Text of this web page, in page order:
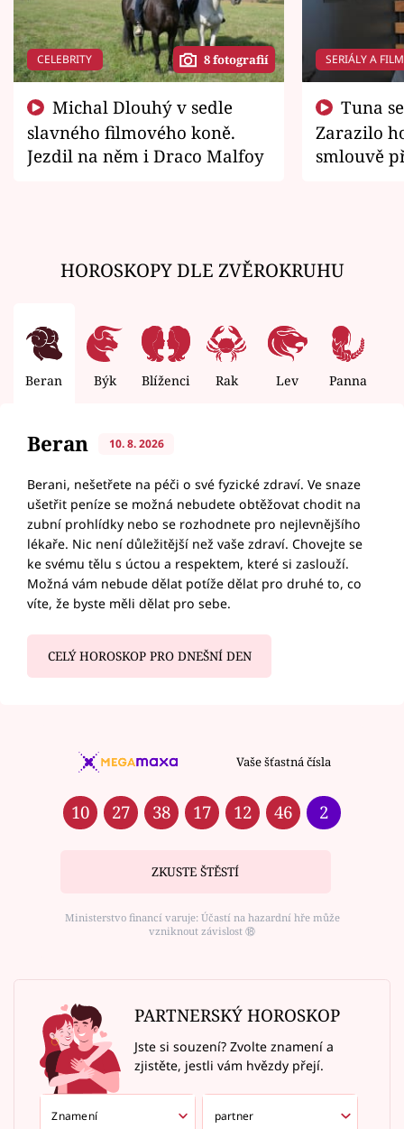
CELEBRITY 8 fotografií
slavného filmového koně.
Jezdil na něm i Draco Malfoy
SERIÁLY A
Zarazilo
smlouvě
HOROSKOPY DLE ZVĚROKRUHU
Beran Býk Blíženci Rak Lev Panna
Beran 10. 8. 2026
Berani, nešetřete na péči o své fyzické zdraví. Ve snaze
ušetřit peníze se možná nebudete obtěžovat chodit na
zubní prohlídky nebo se rozhodnete pro nejlevnějšího
lékaře. Nic není důležitější než vaše zdraví. Chovejte se
ke svému tělu s úctou a respektem, které si zaslouží.
Možná vám nebude dělat potíže dělat pro druhé to, co
víte, že byste měli dělat pro sebe.
CELÝ HOROSKOP PRO DNEŠNÍ DEN
Vaše šťastná čísla
10 27 38 17 12 46 2
ZKUSTE ŠTĚSTÍ
Ministerstvo financí varuje: Účastí na hazardní hře může
vzniknout závislost ⑱
PARTNERSKÝ HOROSKOP
Jste si souzení? Zvolte znamení a
zjistěte, jestli vám hvězdy přejí.